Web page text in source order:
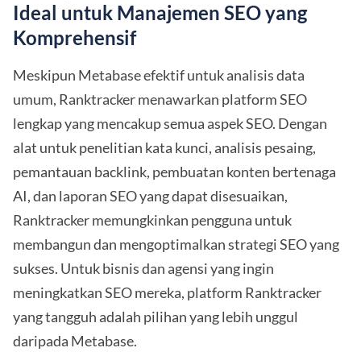
Ideal untuk Manajemen SEO yang
Komprehensif
Meskipun Metabase efektif untuk analisis data
umum, Ranktracker menawarkan platform SEO
lengkap yang mencakup semua aspek SEO. Dengan
alat untuk penelitian kata kunci, analisis pesaing,
pemantauan backlink, pembuatan konten bertenaga
AI, dan laporan SEO yang dapat disesuaikan,
Ranktracker memungkinkan pengguna untuk
membangun dan mengoptimalkan strategi SEO yang
sukses. Untuk bisnis dan agensi yang ingin
meningkatkan SEO mereka, platform Ranktracker
yang tangguh adalah pilihan yang lebih unggul
daripada Metabase.